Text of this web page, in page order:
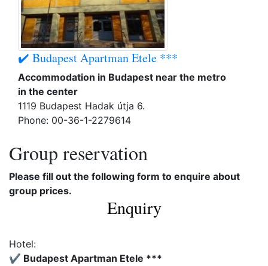
✔️ Budapest Apartman Etele ***
Accommodation in Budapest near the metro
in the center
1119 Budapest Hadak útja 6.
Phone: 00-36-1-2279614
Group reservation
Please fill out the following form to enquire about
group prices.
Enquiry
Hotel:
✔️ Budapest Apartman Etele ***